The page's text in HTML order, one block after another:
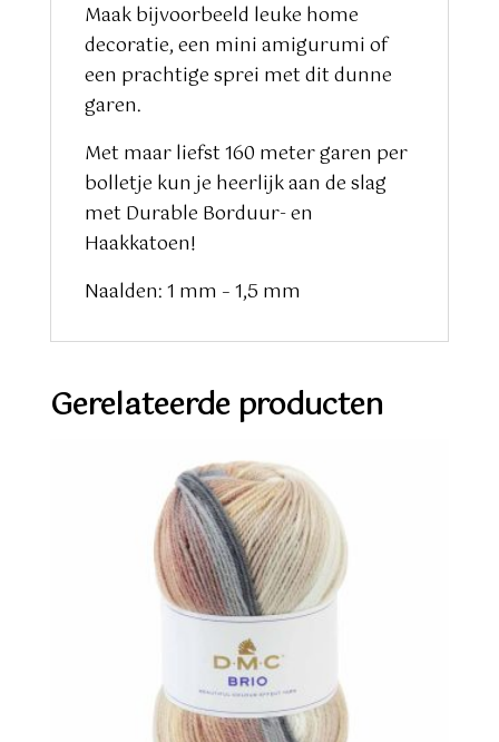
Maak bijvoorbeeld leuke home
decoratie, een mini amigurumi of
een prachtige sprei met dit dunne
garen.
Met maar liefst 160 meter garen per
bolletje kun je heerlijk aan de slag
met Durable Borduur- en
Haakkatoen!
Naalden: 1 mm – 1,5 mm
Gerelateerde producten